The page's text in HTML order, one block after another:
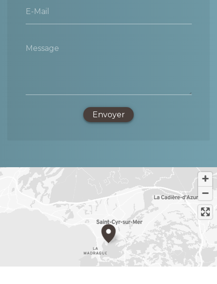
E-Mail
Message
Envoyer